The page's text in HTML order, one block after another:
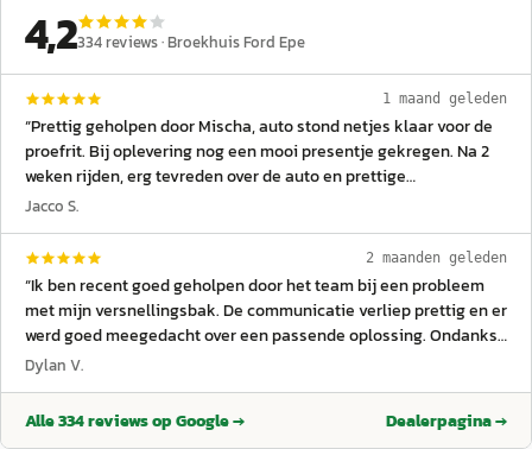
4,2334reviews ·Broekhuis Ford Epe
1 maand geleden
“Prettig geholpen door Mischa, auto stond netjes klaar voor de
proefrit. Bij oplevering nog een mooi presentje gekregen. Na 2
weken rijden, erg tevreden over de auto en prettige
communicatie. Het is overigens een 2e hands electrische auto
Jacco S.
2 maanden geleden
“Ik ben recent goed geholpen door het team bij een probleem
met mijn versnellingsbak. De communicatie verliep prettig en er
werd goed meegedacht over een passende oplossing. Ondanks
dat het een lastige situatie was, waardeer ik de service enorm.
ik mobiel bleef. Uiteindelijk voelde het alsof er serieus naar
mijn situatie is gekeken, en dat waardeer ik erg. Bedankt voor
Dylan V.
Alle334reviews op Google → Dealerpagina →